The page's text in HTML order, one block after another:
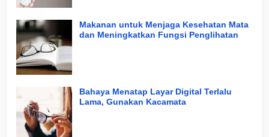
Makanan untuk Menjaga Kesehatan Mata
dan Meningkatkan Fungsi Penglihatan
Bahaya Menatap Layar Digital Terlalu
Lama, Gunakan Kacamata